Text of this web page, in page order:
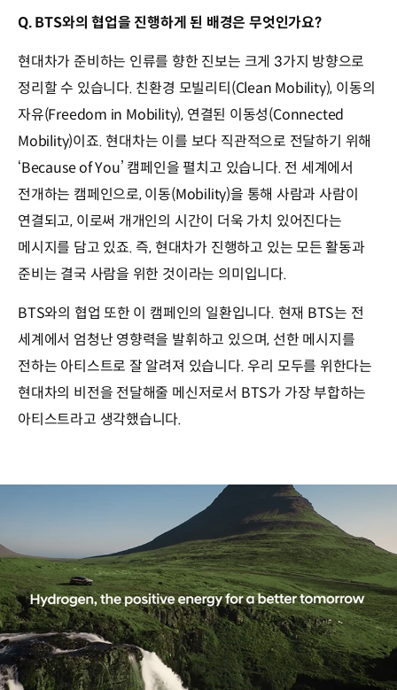
Q. BTS와의 협업을 진행하게 된 배경은 무엇인가요?
현대차가 준비하는 인류를 향한 진보는 크게 3가지 방향으로
정리할 수 있습니다. 친환경 모빌리티(Clean Mobility), 이동의
자유(Freedom in Mobility), 연결된 이동성(Connected
Mobility)이죠. 현대차는 이를 보다 직관적으로 전달하기 위해
‘Because of You’ 캠페인을 펼치고 있습니다. 전 세계에서
전개하는 캠페인으로, 이동(Mobility)을 통해 사람과 사람이
연결되고, 이로써 개개인의 시간이 더욱 가치 있어진다는
메시지를 담고 있죠. 즉, 현대차가 진행하고 있는 모든 활동과
준비는 결국 사람을 위한 것이라는 의미입니다.
BTS와의 협업 또한 이 캠페인의 일환입니다. 현재 BTS는 전
세계에서 엄청난 영향력을 발휘하고 있으며, 선한 메시지를
전하는 아티스트로 잘 알려져 있습니다. 우리 모두를 위한다는
현대차의 비전을 전달해줄 메신저로서 BTS가 가장 부합하는
아티스트라고 생각했습니다.